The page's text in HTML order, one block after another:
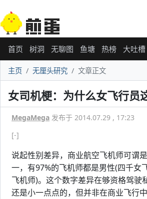
首页 树洞 无聊图 鱼塘 热榜 大吐槽
主页 无厘头研究 文章正文
女司机梗：为什么女飞行员
MegaMega 发布于 2014.07.29 , 17:23
[-]
说起性别差异，商业航空飞机师可谓
一，有97%的飞机师都是男性(四千女
飞机师)。这个数字差异在够资格驾驶
还是小一点点的，但并非在商业飞行